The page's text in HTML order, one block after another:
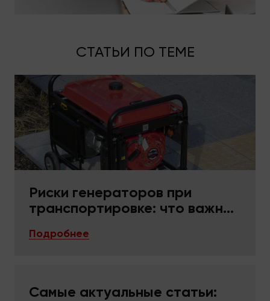
СТАТЬИ ПО ТЕМЕ
Риски генераторов при
транспортировке: что важно
Подробнее
Самые актуальные статьи: